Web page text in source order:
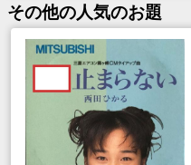
その他の人気のお題